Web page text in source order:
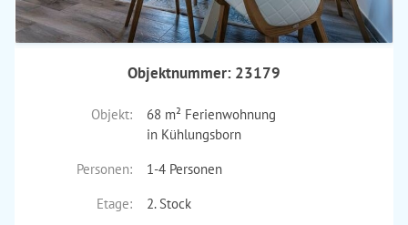
Objektnummer: 23179
Objekt:
68 m² Ferienwohnung
in Kühlungsborn
Personen:
1-4 Personen
Etage:
2. Stock